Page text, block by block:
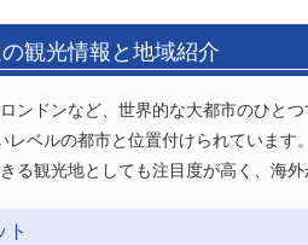
観光情報と地域紹介
ンドンなど、世界的な大都市のひと
ベルの都市と位置付けられています
る観光地としても注目度が高く、海外